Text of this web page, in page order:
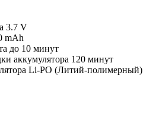
3.7 V
mAh
до 10 минут
аккумулятора 120 минут
Li-PO (Литий-полимерный)